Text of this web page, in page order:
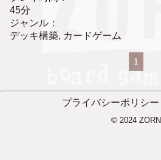
45分
ジャンル：
デッキ構築, カードゲーム
1
プライバシーポリシー
© 2024 ZORN